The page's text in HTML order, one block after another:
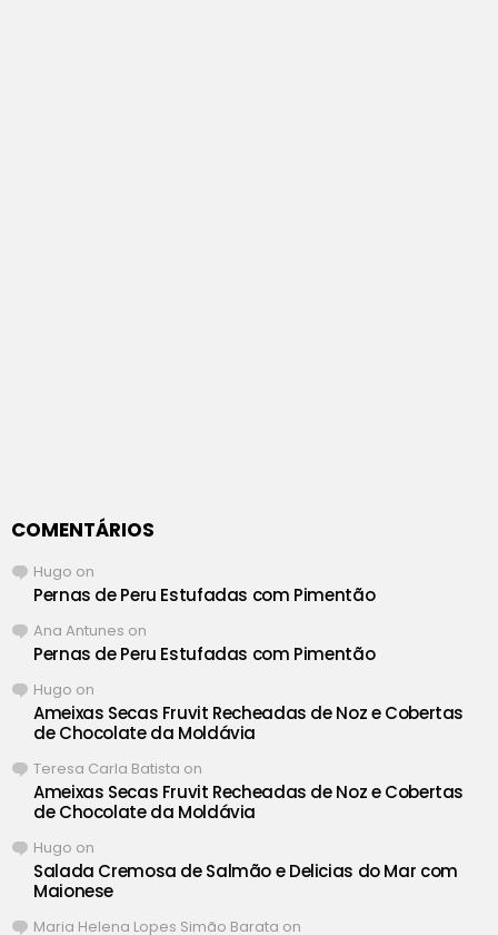
COMENTÁRIOS
Hugo on
Pernas de Peru Estufadas com Pimentão
Ana Antunes on
Pernas de Peru Estufadas com Pimentão
Hugo on
Ameixas Secas Fruvit Recheadas de Noz e Cobertas
de Chocolate da Moldávia
Teresa Carla Batista on
Ameixas Secas Fruvit Recheadas de Noz e Cobertas
de Chocolate da Moldávia
Hugo on
Salada Cremosa de Salmão e Delicias do Mar com
Maionese
Maria Helena Lopes Simão Barata on